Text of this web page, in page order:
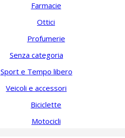
Farmacie
Ottici
Profumerie
Senza categoria
Sport e Tempo libero
Veicoli e accessori
Biciclette
Motocicli